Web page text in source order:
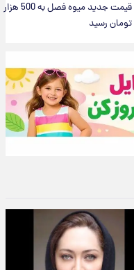
قیمت جدید میوه فصل به 500 هزار
تومان رسید